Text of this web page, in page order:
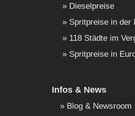
Dieselpreise
Spritpreise in der
118 Städte im
Spritpreise in
Infos & News
Blog & Newsroom